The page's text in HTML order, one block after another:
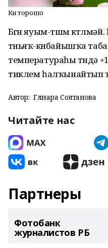
Көн торошо
Бөгөн яуым-төшөм
төньяҡ-көнбайышҡа
температураһы төндә
тиклем һалҡынайтып
Автор: Гөлнара Солтанова
Читайте нас
Партнеры
Фотобанк
журналистов РБ